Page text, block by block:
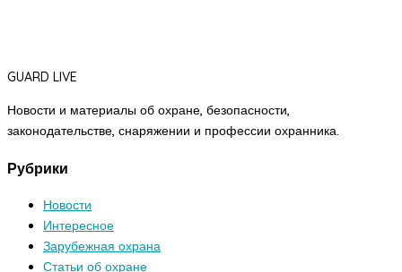
GUARD LIVE
Новости и материалы об охране, безопасности,
законодательстве, снаряжении и профессии охранника.
Рубрики
Новости
Интересное
Зарубежная охрана
Статьи об охране